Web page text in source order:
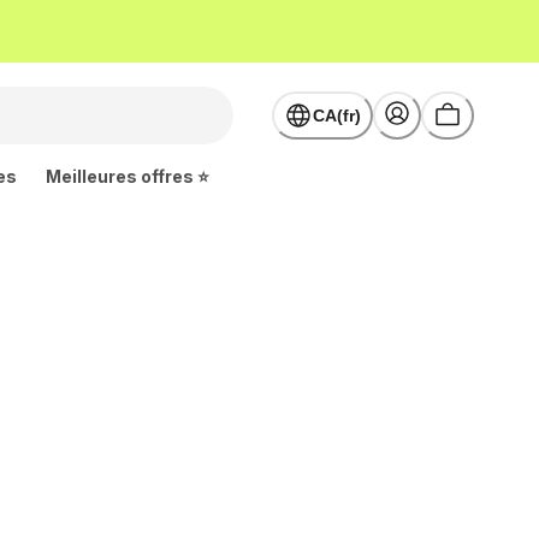
CA(fr)
Meilleures offres ⭐